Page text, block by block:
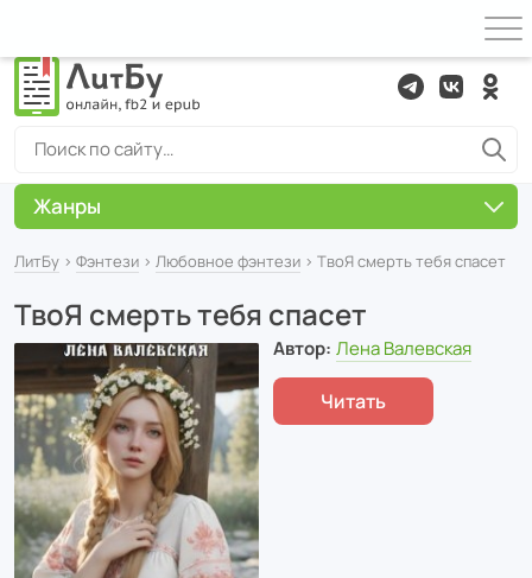
ЛитБу › Фэнтези › Любовное фэнтези › ТвоЯ смерть тебя спасет
ТвоЯ смерть тебя спасет
Автор: Лена Валевская
Читать
Жанры